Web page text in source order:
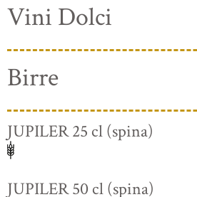
Vini Dolci
Birre
JUPILER 25 cl (spina)
JUPILER 50 cl (spina)